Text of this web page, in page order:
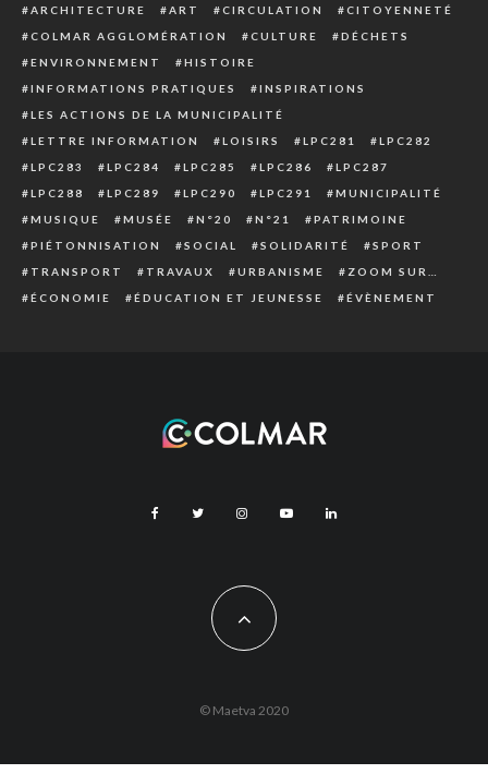
ARCHITECTURE
ART CIRCULATION
CITOYENNETÉ
COLMAR AGGLOMÉRATION
CULTURE
DÉCHETS
ENVIRONNEMENT
HISTOIRE
INFORMATIONS PRATIQUES
INSPIRATIONS
LES ACTIONS DE LA MUNICIPALITÉ
LETTRE INFORMATION
LOISIRS LPC281
LPC282
LPC283
LPC284 LPC285 LPC286
LPC287
LPC288
LPC289 LPC290 LPC291
MUNICIPALITÉ
MUSIQUE
MUSÉE N°20 N°21
PATRIMOINE
PIÉTONNISATION
SOCIAL SOLIDARITÉ
SPORT
TRANSPORT
TRAVAUX URBANISME
ZOOM SUR…
ÉCONOMIE
ÉDUCATION ET JEUNESSE ÉVÈNEMENT
© Maetva 2020